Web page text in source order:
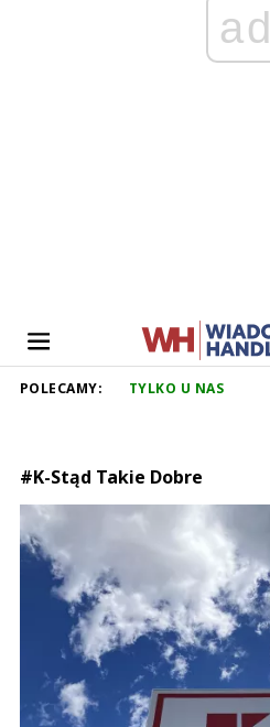
ad
POLECAMY: TYLKO U NAS
#K-Stąd Takie Dobre